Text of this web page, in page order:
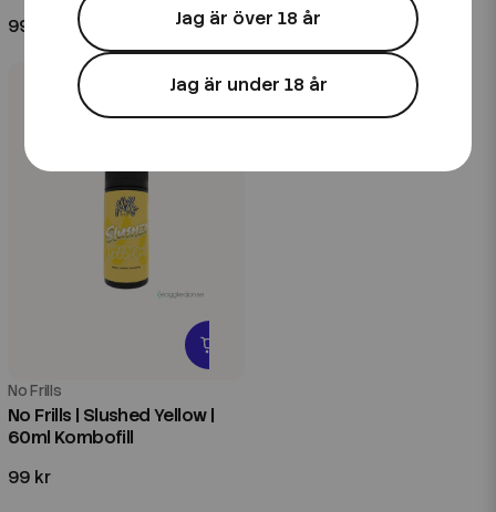
99 kr
99 kr
No Frills
No Frills | Slushed Yellow |
60ml Kombofill
99 kr
Jag är över 18 år
Jag är under 18 år